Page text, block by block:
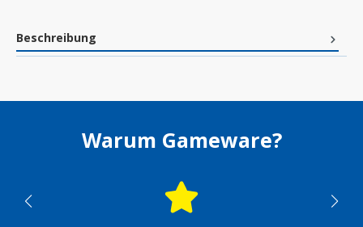
Beschreibung
Warum Gameware?